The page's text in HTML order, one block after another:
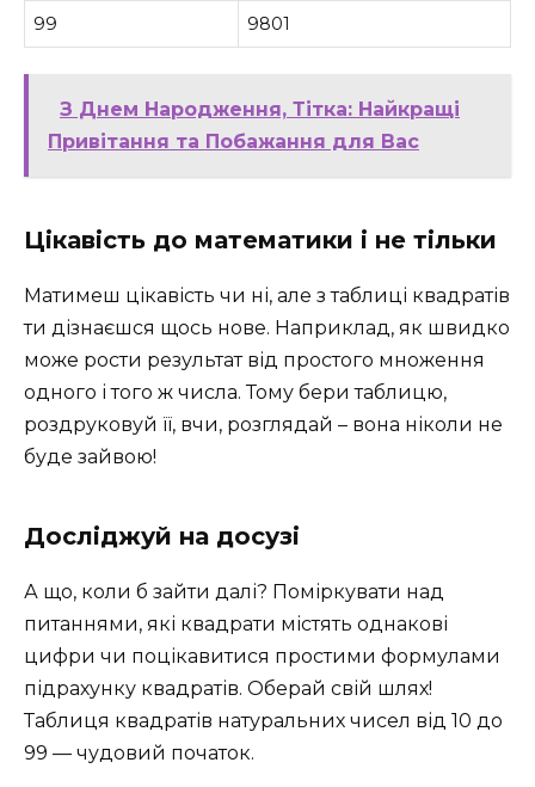
99 9801
З Днем Народження, Тітка: Найкращі
Привітання та Побажання для Вас
Цікавість до математики і не тільки
Матимеш цікавість чи ні, але з таблиці квадратів
ти дізнаєшся щось нове. Наприклад, як швидко
може рости результат від простого множення
одного і того ж числа. Тому бери таблицю,
роздруковуй її, вчи, розглядай – вона ніколи не
буде зайвою!
Досліджуй на досузі
А що, коли б зайти далі? Поміркувати над
питаннями, які квадрати містять однакові
цифри чи поцікавитися простими формулами
підрахунку квадратів. Оберай свій шлях!
Таблиця квадратів натуральних чисел від 10 до
99 — чудовий початок.